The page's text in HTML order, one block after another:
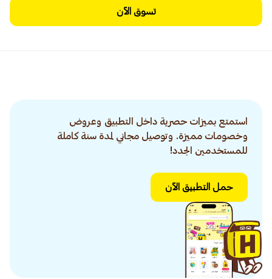
تسوق الآن
استمتع بميزات حصرية داخل التطبيق وعروض
وخصومات مميزة. وتوصيل مجاني لمدة سنة كاملة
للمستخدمين الجدد!
حمل التطبيق الآن